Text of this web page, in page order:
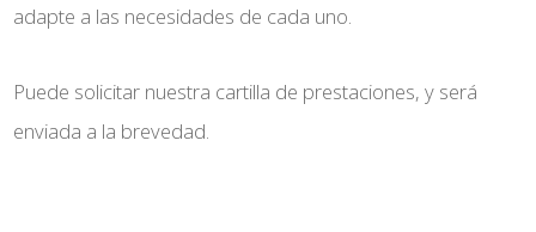
adapte a las necesidades de cada uno.
Puede solicitar nuestra cartilla de prestaciones, y será
enviada a la brevedad.